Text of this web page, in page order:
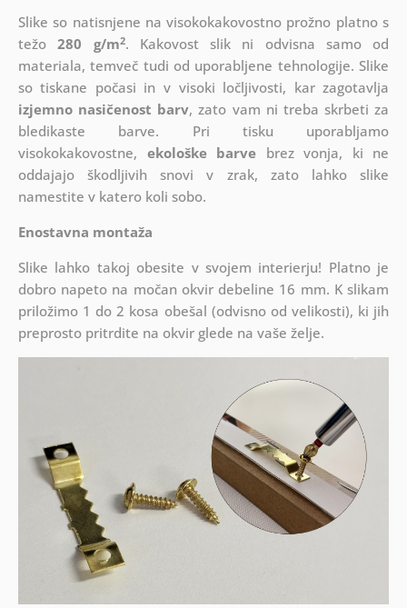
Slike so natisnjene na visokokakovostno prožno platno s
težo280 g/m2. Kakovost slik ni odvisna samo od
materiala, temveč tudi od uporabljene tehnologije. Slike
so tiskane počasi in v visoki ločljivosti, kar zagotavlja
izjemno nasičenost barv, zato vam ni treba skrbeti za
bledikaste barve. Pri tisku uporabljamo
visokokakovostne, ekološke barve brez vonja, ki ne
oddajajo škodljivih snovi v zrak, zato lahko slike
namestite v katero koli sobo.
Enostavna montaža
Slike lahko takoj obesite v svojem interierju! Platno je
dobro napeto na močan okvir debeline 16 mm. K slikam
priložimo 1 do 2 kosa obešal (odvisno od velikosti), ki jih
preprosto pritrdite na okvir glede na vaše želje.